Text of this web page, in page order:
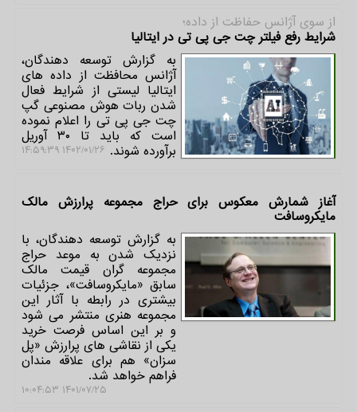
از سوی آژانس حفاظت از داده؛
شرایط رفع فیلتر چت جی پی تی در ایتالیا
به گزارش توسعه دهندگان،
آژانس محافظت از داده های
ایتالیا لیستی از شرایط فعال
شدن ربات هوش مصنوعی گپ
چت جی پی تی را اعلام نموده
است که باید تا ۳۰ آوریل
برآورده شوند. ۱۴۰۲/۰۱/۲۶ ۱۴:۵۹:۳۹
آغاز شمارش معکوس برای حراج مجموعه پرارزش مالک
مایکروسافت
به گزارش توسعه دهندگان، با
نزدیک شدن به موعد حراج
مجموعه گران قیمت مالک
سابق «مایکروسافت»، جزئیات
بیشتری در رابطه با آثار این
مجموعه هنری منتشر می شود
و بر این اساس فرصت خرید
یکی از نقاشی های پرارزش «پل
سزان» هم برای علاقه مندان
فراهم خواهد شد.
۱۴۰۱/۰۷/۲۵ ۱۰:۰۴:۵۳